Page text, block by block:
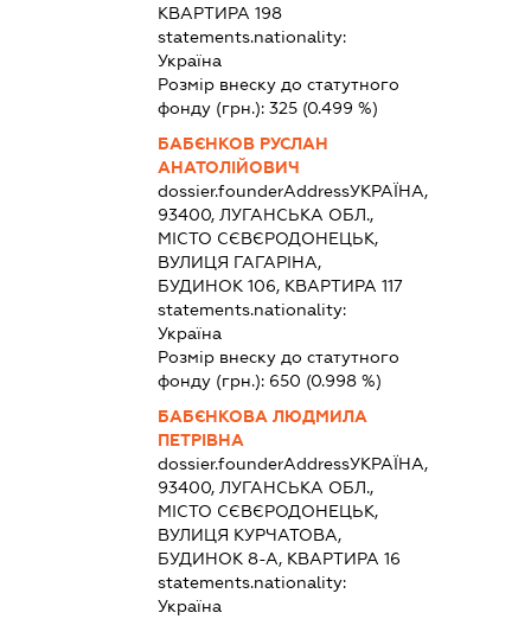
КВАРТИРА 198
statements.nationality:
Україна
Розмір внеску до статутного
фонду (грн.): 325(0.499 %)
БАБЄНКОВ РУСЛАН
АНАТОЛІЙОВИЧ
dossier.founderAddressУКРАЇНА,
93400, ЛУГАНСЬКА ОБЛ.,
МІСТО СЄВЄРОДОНЕЦЬК,
ВУЛИЦЯ ГАГАРІНА,
БУДИНОК 106, КВАРТИРА 117
statements.nationality:
Україна
Розмір внеску до статутного
фонду (грн.): 650 (0.998 %)
БАБЄНКОВА ЛЮДМИЛА
ПЕТРІВНА
dossier.founderAddressУКРАЇНА,
93400, ЛУГАНСЬКА ОБЛ.,
МІСТО СЄВЄРОДОНЕЦЬК,
ВУЛИЦЯ КУРЧАТОВА,
БУДИНОК 8-А, КВАРТИРА 16
statements.nationality:
Україна